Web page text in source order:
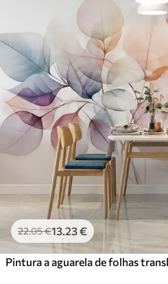
.00 /m²
Premium
56.6734.00€/m²
Vinil Premium
65 39.00€/m²
Peel and Stick
81.6749.00€/m²
22.05€13 .23€